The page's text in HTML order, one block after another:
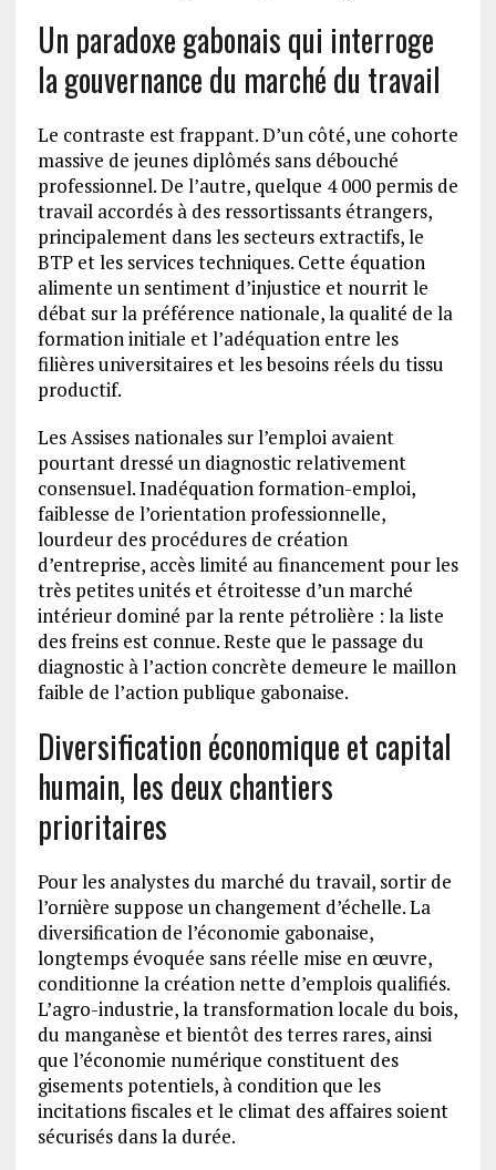
Un paradoxe gabonais qui interroge
la gouvernance du marché du travail
Le contraste est frappant. D’un côté, une cohorte
massive de jeunes diplômés sans débouché
professionnel. De l’autre, quelque 4 000 permis de
travail accordés à des ressortissants étrangers,
principalement dans les secteurs extractifs, le
BTP et les services techniques. Cette équation
alimente un sentiment d’injustice et nourrit le
débat sur la préférence nationale, la qualité de la
formation initiale et l’adéquation entre les
filières universitaires et les besoins réels du tissu
productif.
Les Assises nationales sur l’emploi avaient
pourtant dressé un diagnostic relativement
consensuel. Inadéquation formation-emploi,
faiblesse de l’orientation professionnelle,
lourdeur des procédures de création
d’entreprise, accès limité au financement pour les
très petites unités et étroitesse d’un marché
intérieur dominé par la rente pétrolière : la liste
des freins est connue. Reste que le passage du
diagnostic à l’action concrète demeure le maillon
faible de l’action publique gabonaise.
Diversification économique et capital
humain, les deux chantiers
prioritaires
Pour les analystes du marché du travail, sortir de
l’ornière suppose un changement d’échelle. La
diversification de l’économie gabonaise,
longtemps évoquée sans réelle mise en œuvre,
conditionne la création nette d’emplois qualifiés.
L’agro-industrie, la transformation locale du bois,
du manganèse et bientôt des terres rares, ainsi
que l’économie numérique constituent des
gisements potentiels, à condition que les
incitations fiscales et le climat des affaires soient
sécurisés dans la durée.